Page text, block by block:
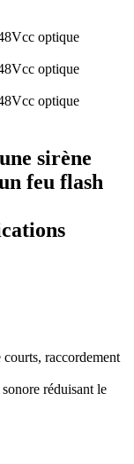
sirène
feu flash
courts, raccordement
réduisant le